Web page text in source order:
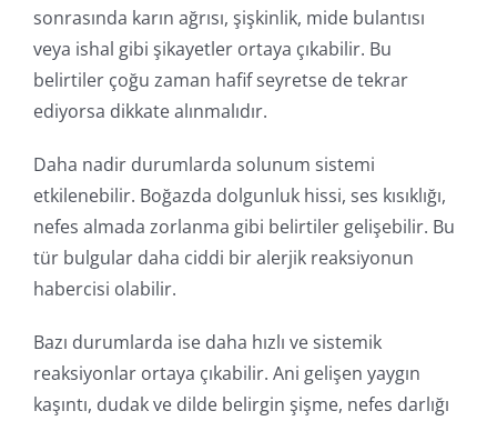
sonrasında karın ağrısı, şişkinlik, mide bulantısı
veya ishal gibi şikayetler ortaya çıkabilir. Bu
belirtiler çoğu zaman hafif seyretse de tekrar
ediyorsa dikkate alınmalıdır.
Daha nadir durumlarda solunum sistemi
etkilenebilir. Boğazda dolgunluk hissi, ses kısıklığı,
nefes almada zorlanma gibi belirtiler gelişebilir. Bu
tür bulgular daha ciddi bir alerjik reaksiyonun
habercisi olabilir.
Bazı durumlarda ise daha hızlı ve sistemik
reaksiyonlar ortaya çıkabilir. Ani gelişen yaygın
kaşıntı, dudak ve dilde belirgin şişme, nefes darlığı